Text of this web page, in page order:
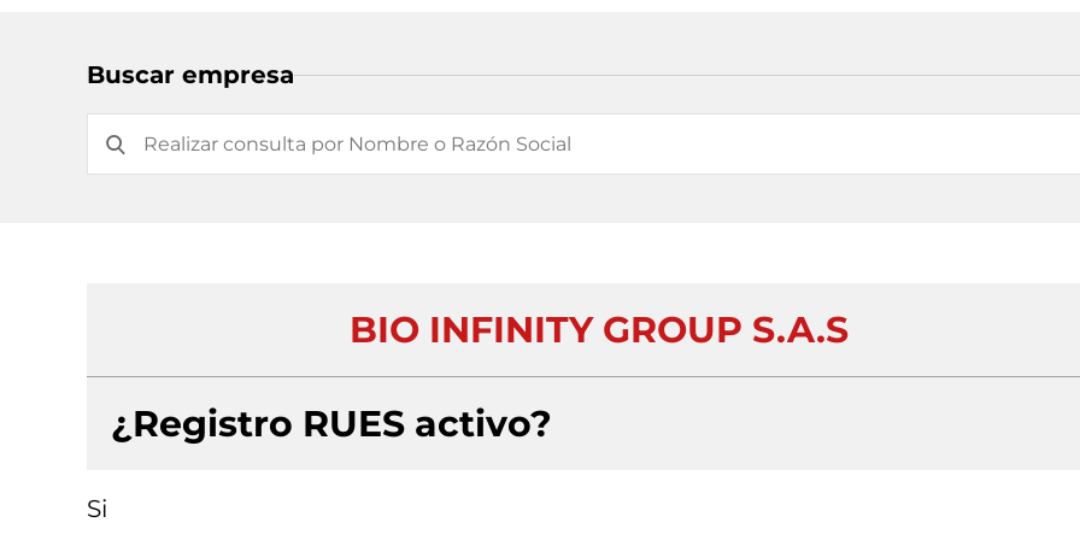
Buscar empresa
BIO INFINITY GROUP S.A.S
¿Registro RUES activo?
Si